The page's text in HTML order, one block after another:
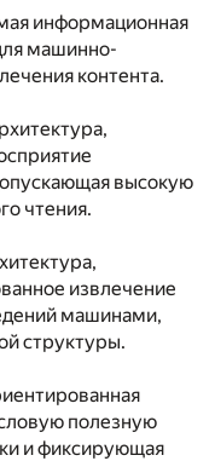
информационная
машинно-
контента.
высокую
чтения.
извлечение
машинами,
структуры.
полезную
и фиксирующая